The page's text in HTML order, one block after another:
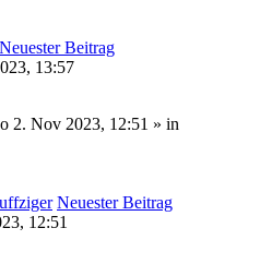
Neuester Beitrag
13:57
2. Nov 2023, 12:51 » in
Neuester Beitrag
12:51